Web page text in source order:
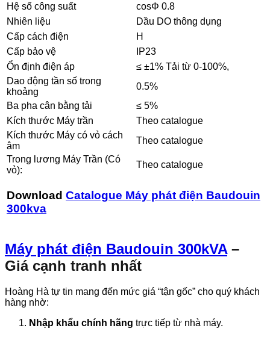
Hệ số công suất
cosΦ 0.8
Nhiên liệu
Dầu DO thông dụng
Cấp cách điện
H
Cấp bảo vệ
IP23
Ổn định điện áp
≤ ±1% Tải từ 0-100%,
Dao động tần số trong
khoảng
0.5%
Ba pha cân bằng tải
≤ 5%
Kích thước Máy trần
Theo catalogue
Kích thước Máy có vỏ cách
âm
Theo catalogue
Trong lương Máy Trần (Có
vỏ):
Theo catalogue
Download Catalogue Máy phát điện Baudouin
300kva
Máy phát điện Baudouin 300kVA–
Giá cạnh tranh nhất
Hoàng Hà tự tin mang đến mức giá “tận gốc” cho quý khách
hàng nhờ:
Nhập khẩu chính hãng trực tiếp từ nhà máy.